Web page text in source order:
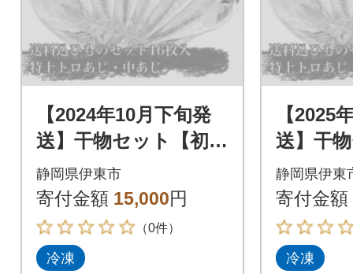
【2024年10月下旬発
送】干物セット【初島
C】特トロあじ・中あ
じ各8枚 伊豆・伊東
の干物詰め合わせ
静岡県伊東市
寄付金額 15,000円
（0件）
冷凍
【2025
送】干
C】特ト
じ各8
の干物
静岡県伊東
寄付金額
冷凍